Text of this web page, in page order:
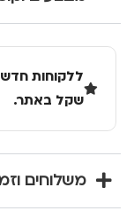
שקל באתר.
משלוחים